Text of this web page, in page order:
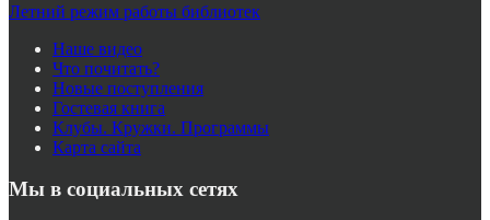
Летний режим работы библиотек
Наше видео
Что почитать?
Новые поступления
Гостевая книга
Клубы. Кружки. Программы
Карта сайта
Мы в социальных сетях